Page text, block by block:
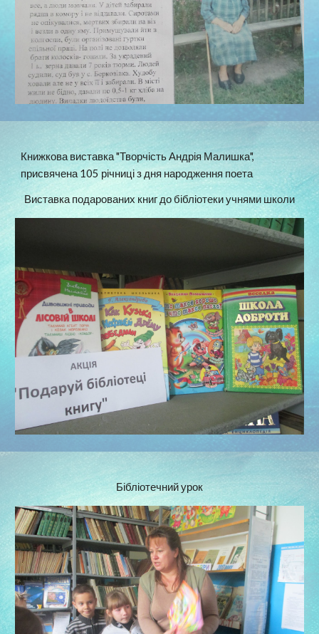
Книжкова виставка "Творчість Андрія Малишка",
присвячена 105 річниці з дня народження поета
Виставка подарованих книг до бібліотеки учнями школи
Бібліотечний урок